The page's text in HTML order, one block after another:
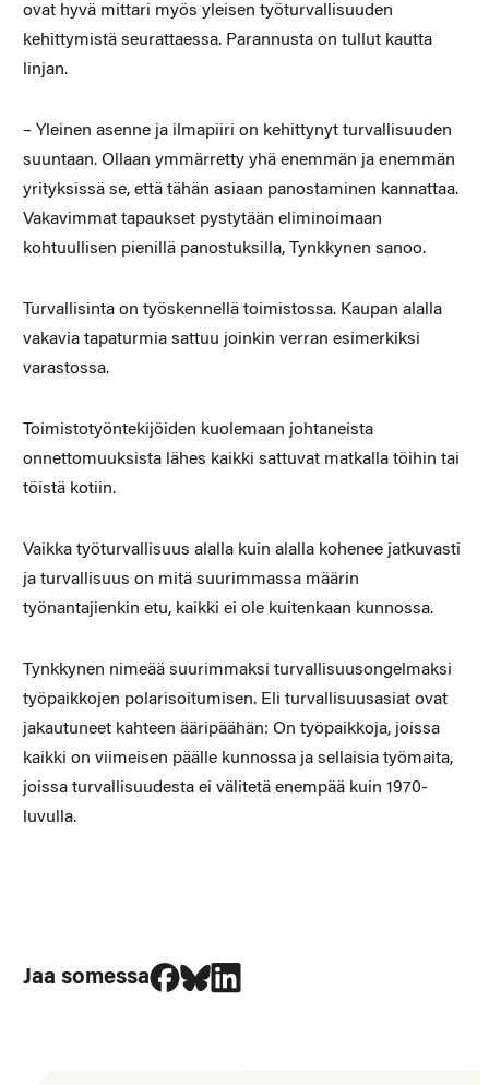
ovat hyvä mittari myös yleisen työturvallisuuden
kehittymistä seurattaessa. Parannusta on tullut kautta
linjan.
– Yleinen asenne ja ilmapiiri on kehittynyt turvallisuuden
suuntaan. Ollaan ymmärretty yhä enemmän ja enemmän
yrityksissä se, että tähän asiaan panostaminen kannattaa.
Vakavimmat tapaukset pystytään eliminoimaan
kohtuullisen pienillä panostuksilla, Tynkkynen sanoo.
Turvallisinta on työskennellä toimistossa. Kaupan alalla
vakavia tapaturmia sattuu joinkin verran esimerkiksi
varastossa.
Toimistotyöntekijöiden kuolemaan johtaneista
onnettomuuksista lähes kaikki sattuvat matkalla töihin tai
töistä kotiin.
Vaikka työturvallisuus alalla kuin alalla kohenee jatkuvasti
ja turvallisuus on mitä suurimmassa määrin
työnantajienkin etu, kaikki ei ole kuitenkaan kunnossa.
Tynkkynen nimeää suurimmaksi turvallisuusongelmaksi
työpaikkojen polarisoitumisen. Eli turvallisuusasiat ovat
jakautuneet kahteen ääripäähän: On työpaikkoja, joissa
kaikki on viimeisen päälle kunnossa ja sellaisia työmaita,
joissa turvallisuudesta ei välitetä enempää kuin 1970-
luvulla.
Jaa somessa
Jaa Facebookissa
Jaa Blueskyssa
Jaa LinkedIn:ssä